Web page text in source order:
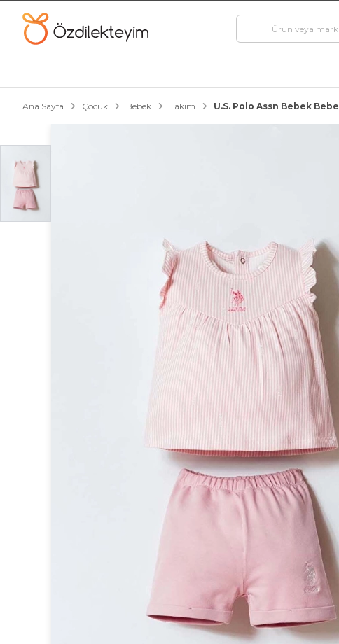
Ana Sayfa Çocuk Bebek Takım U.S. Polo Assn Bebek